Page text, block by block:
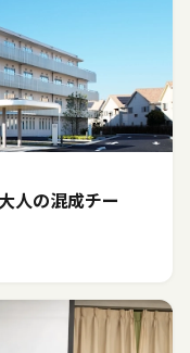
人の混成チー